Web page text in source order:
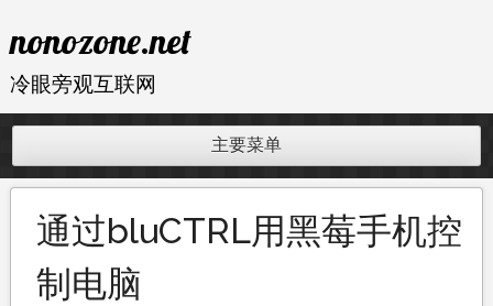
至
内
nonozone.net
冷眼旁观互联网
主要菜单
通过bluCTRL用黑莓手机控
制电脑